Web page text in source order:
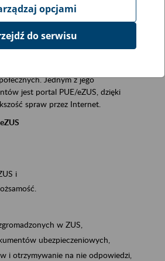
ZUS eZUS
Jednym z jego
jest portal PUE/eZUS, dzięki
spraw przez Internet.
i
w ZUS,
ubezpieczeniowych,
i otrzymywanie na nie odpowiedzi,
opcjami
do serwisu